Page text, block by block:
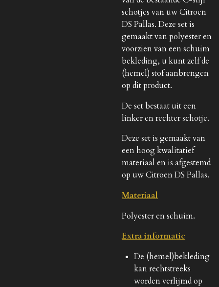
schotjes van uw Citroen
DS Pallas. Deze set is
gemaakt van polyester en
voorzien van een schuim
bekleding, u kunt zelf de
(hemel) stof aanbrengen
op dit product.
De set bestaat uit een
linker en rechter schotje.
Deze set is gemaakt van
een hoog kwalitatief
materiaal en is afgestemd
op uw Citroen DS Pallas.
Materiaal
Polyester en schuim.
Extra informatie
De (hemel)bekleding
kan rechtstreeks
worden verlijmd op